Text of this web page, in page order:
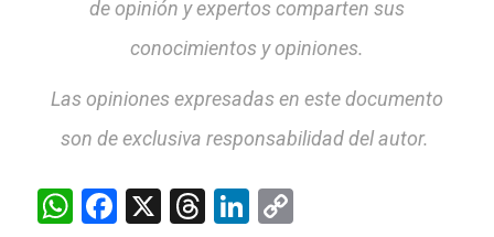
de opinión y expertos comparten sus
conocimientos y opiniones.
Las opiniones expresadas en este documento
son de exclusiva responsabilidad del autor.
WhatsApp
Facebook
X Threads
LinkedIn